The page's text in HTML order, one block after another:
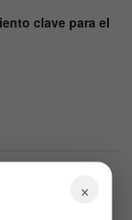
clave para el
×